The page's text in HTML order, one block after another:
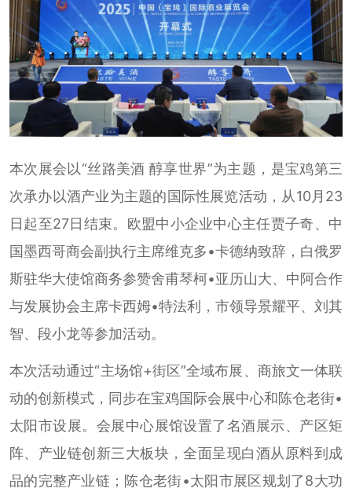
本次展会以“丝路美酒 醇享世界”为主题，是宝鸡第三
次承办以酒产业为主题的国际性展览活动，从10月23
日起至27日结束。欧盟中小企业中心主任贾子奇、中
国墨西哥商会副执行主席维克多•卡德纳致辞，白俄罗
斯驻华大使馆商务参赞舍甫琴柯•亚历山大、中阿合作
与发展协会主席卡西姆•特法利，市领导景耀平、刘其
智、段小龙等参加活动。
本次活动通过“主场馆+街区”全域布展、商旅文一体联
动的创新模式，同步在宝鸡国际会展中心和陈仓老街•
太阳市设展。会展中心展馆设置了名酒展示、产区矩
阵、产业链创新三大板块，全面呈现白酒从原料到成
品的完整产业链；陈仓老街•太阳市展区规划了8大功